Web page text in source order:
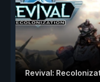
Revival: